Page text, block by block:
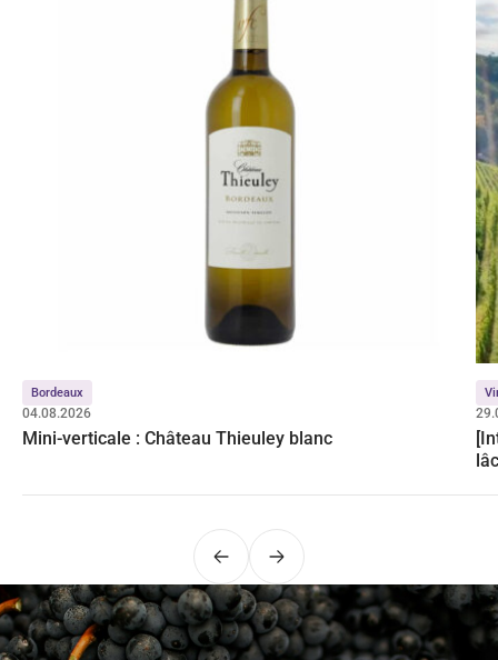
Bordeaux
04.08.2026
Mini-verticale : Château Thieuley blanc
PrécédentSuivant